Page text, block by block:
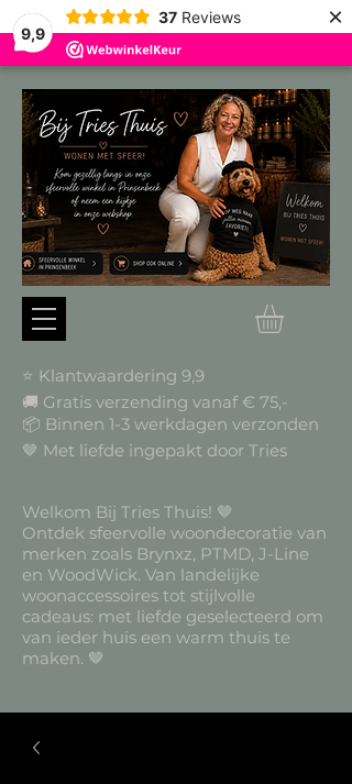
9,9
37 Reviews ×
⭐ Klantwaardering 9,9
🚚 Gratis verzending vanaf € 75,-
📦 Binnen 1-3 werkdagen verzonden
🤎 Met liefde ingepakt door Tries
Welkom Bij Tries Thuis! 🤎
Ontdek sfeervolle woondecoratie van
merken zoals Brynxz, PTMD, J-Line
en WoodWick. Van landelijke
woonaccessoires tot stijlvolle
cadeaus: met liefde geselecteerd om
van ieder huis een warm thuis te
maken. 🤎